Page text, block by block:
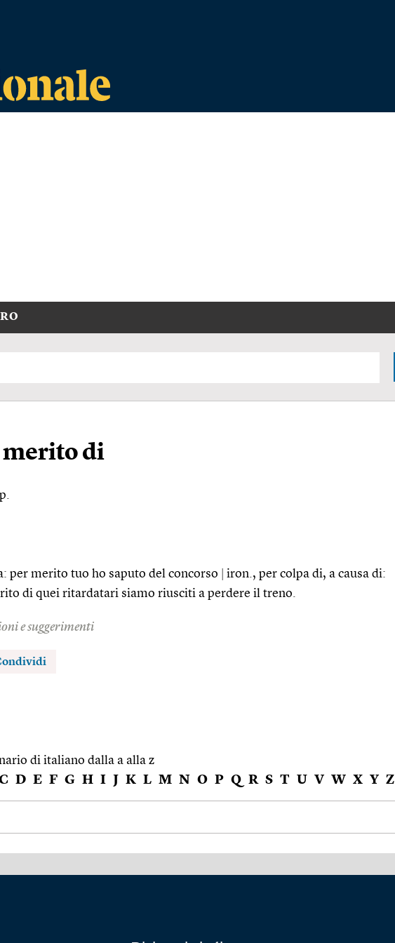
merito di
per merito tuo ho saputo del concorso iron., per colpa di, a causa di:
di quei ritardatari siamo riusciti a perdere il treno.
e suggerimenti
di italiano dalla a alla z
D E F G H I J K L M N O P Q R S T U V W X Y Z